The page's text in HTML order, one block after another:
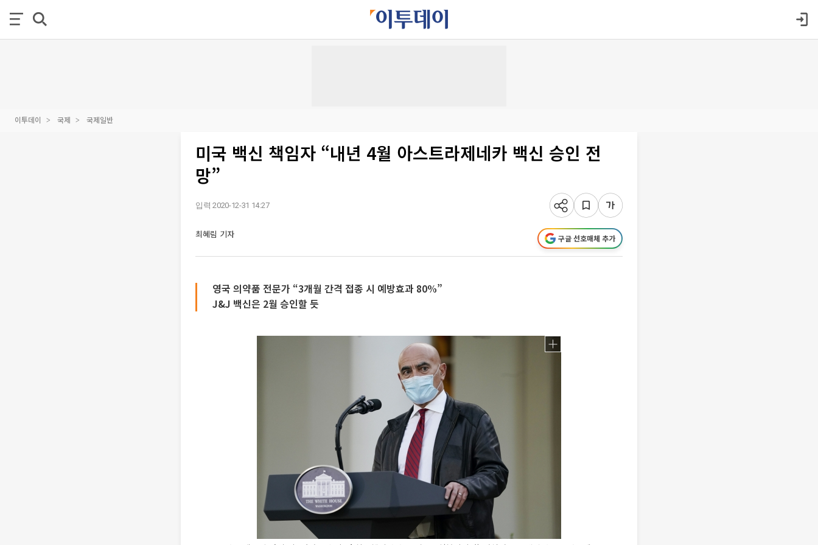
이투데이 국제 국제일반
미국 백신 책임자 “내년 4월 아스트라제네카 백신 승인 전
망”
입력 2020-12-31 14:27
최혜림 기자 구글 선호매체 추가
영국 의약품 전문가 “3개월 간격 접종 시 예방효과 80%”
J&J 백신은 2월 승인할 듯